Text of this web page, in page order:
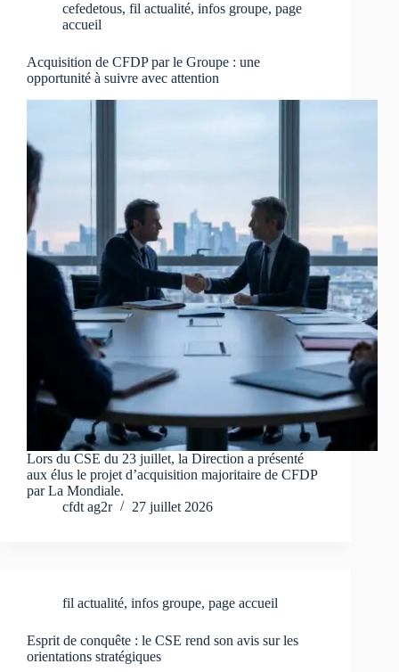
cefedetous, fil actualité, infos groupe, page
accueil
Acquisition de CFDP par le Groupe : une
opportunité à suivre avec attention
Lors du CSE du 23 juillet, la Direction a présenté
aux élus le projet d’acquisition majoritaire de CFDP
par La Mondiale.
cfdt ag2r
27 juillet 2026
fil actualité, infos groupe, page accueil
Esprit de conquête : le CSE rend son avis sur les
orientations stratégiques